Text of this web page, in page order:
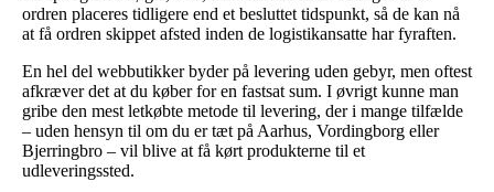
ordren placeres tidligere end et besluttet tidspunkt, så de kan nå
at få ordren skippet afsted inden de logistikansatte har fyraften.
En hel del webbutikker byder på levering uden gebyr, men oftest
afkræver det at du køber for en fastsat sum. I øvrigt kunne man
gribe den mest letkøbte metode til levering, der i mange tilfælde
– uden hensyn til om du er tæt på Aarhus, Vordingborg eller
Bjerringbro – vil blive at få kørt produkterne til et
udleveringssted.